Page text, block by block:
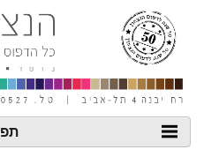
אינטרנט,
אנטר
לאזור
תוכן